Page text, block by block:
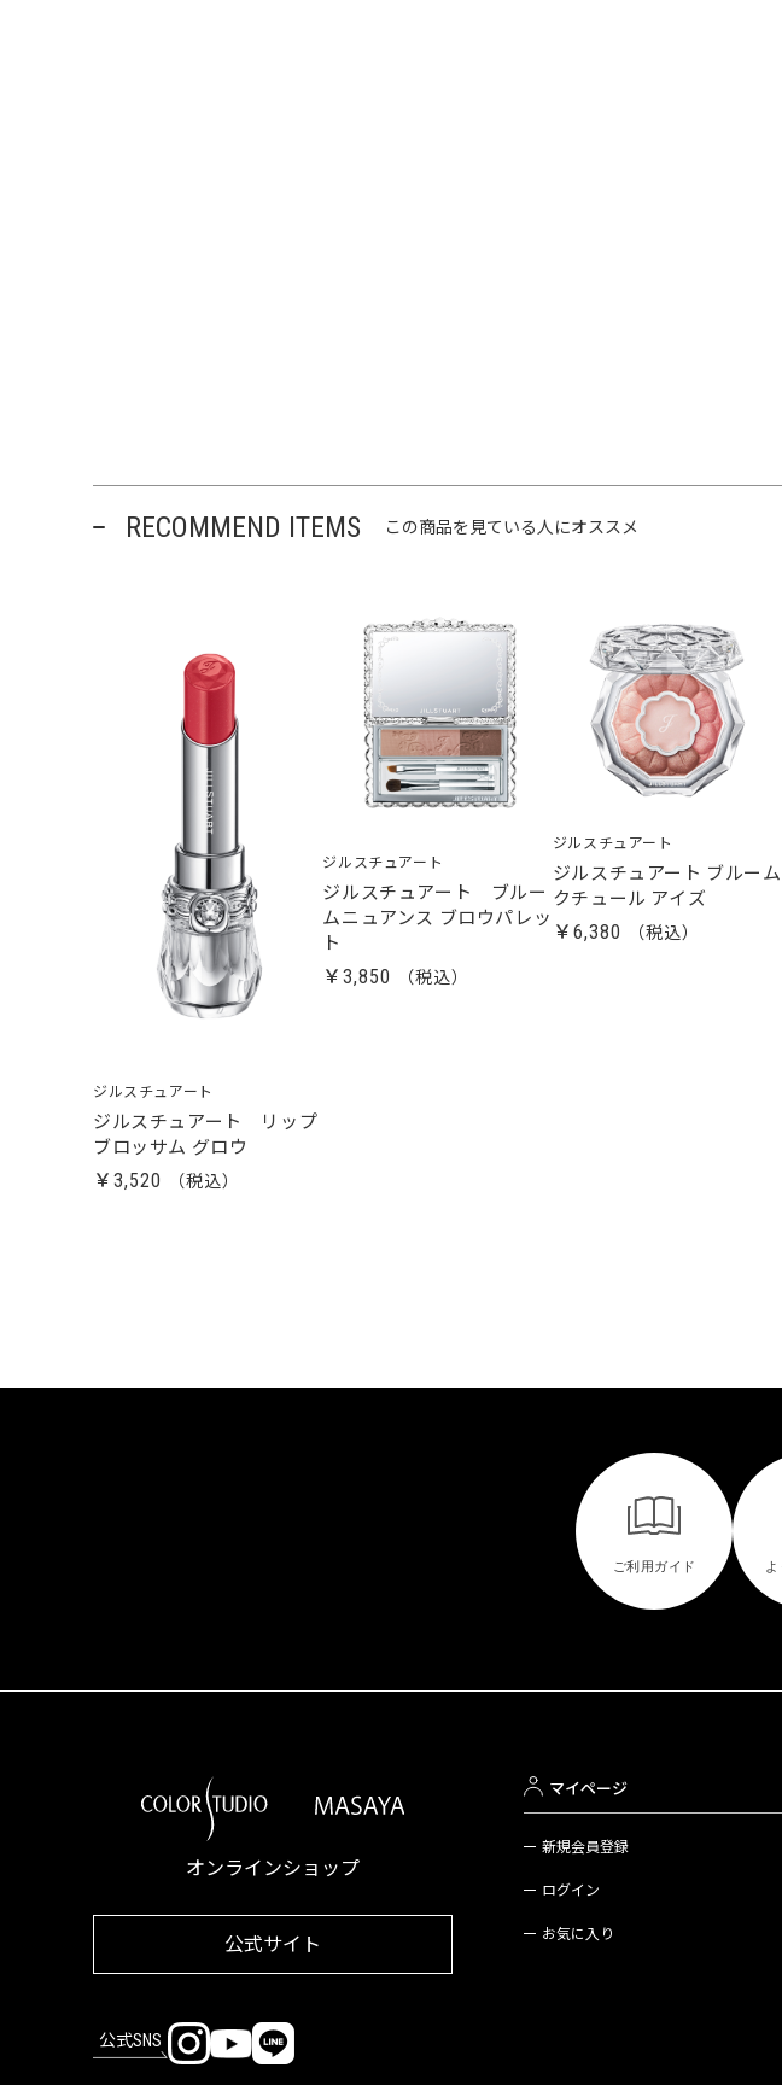
RECOMMEND ITEMS この商品を見ている人にオススメ
ジルスチュアート
ジルスチュアート リップ
ブロッサム グロウ
￥3,520
ジルスチュアート
ジルスチュアート ブルー
ムニュアンス ブロウパレッ
ト
￥3,850
ジルスチュアート
ジルスチュアート ブルーム
クチュール アイズ
￥6,380
オンラインショップ
公式サイト
公式SNS
マイページ
新規会員登録
ログイン
お気に入り